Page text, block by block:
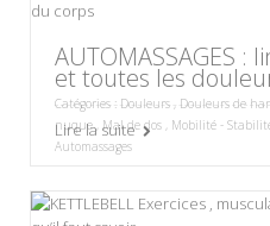
AUTOMASSAGES
et toutes les
Catégories : Douleurs , Douleurs de
nuque, Mal de dos Mobilité -
Automassages
Lire la suite